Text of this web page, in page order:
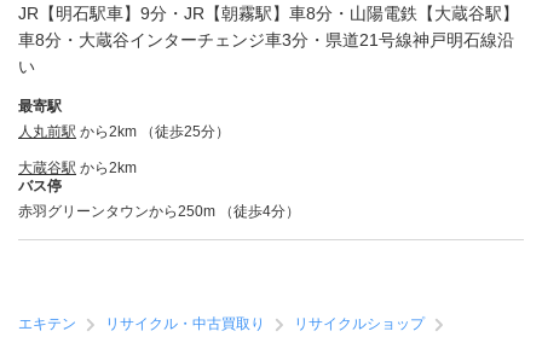
JR【明石駅車】9分・JR【朝霧駅】車8分・山陽電鉄【大蔵谷駅】
車8分・大蔵谷インターチェンジ車3分・県道21号線神戸明石線沿
い
最寄駅
人丸前駅 から2km （徒歩25分）
大蔵谷駅 から2km
バス停
赤羽グリーンタウンから250m （徒歩4分）
エキテン リサイクル・中古買取り
リサイクルショップ